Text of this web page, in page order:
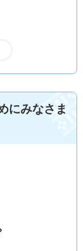
にみなさま